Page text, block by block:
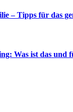
– Tipps für das
Was ist das und